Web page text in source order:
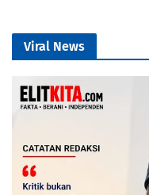
Viral News